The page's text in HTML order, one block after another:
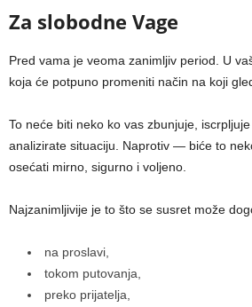
Za slobodne Vage
Pred vama je veoma zanimljiv period. U
koja će potpuno promeniti način na koji
To neće biti neko ko vas zbunjuje,
analizirate situaciju. Naprotiv — biće to
osećati mirno, sigurno i voljeno.
Najzanimljivije je to što se susret može
na proslavi,
tokom putovanja,
preko prijatelja,